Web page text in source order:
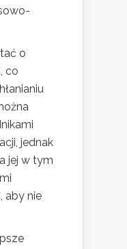
o
co
jednak
jej w tym
, aby nie